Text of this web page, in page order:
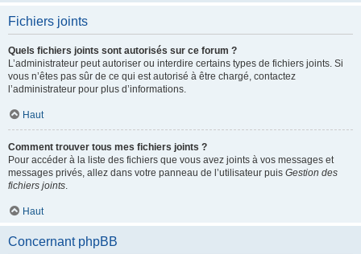
Fichiers joints
Quels fichiers joints sont autorisés sur ce forum ?
L’administrateur peut autoriser ou interdire certains types de fichiers joints. Si
vous n’êtes pas sûr de ce qui est autorisé à être chargé, contactez
l’administrateur pour plus d’informations.
Haut
Comment trouver tous mes fichiers joints ?
Pour accéder à la liste des fichiers que vous avez joints à vos messages et
messages privés, allez dans votre panneau de l’utilisateur puis Gestion des
fichiers joints.
Haut
Concernant phpBB